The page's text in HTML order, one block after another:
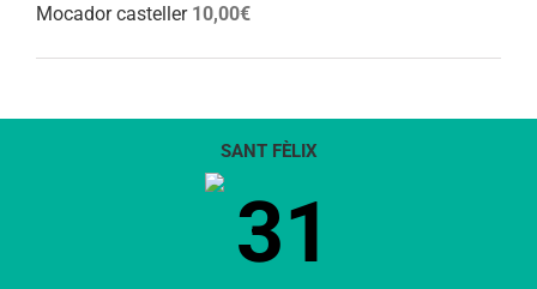
Mocador casteller 10,00€
SANT FÈLIX
31